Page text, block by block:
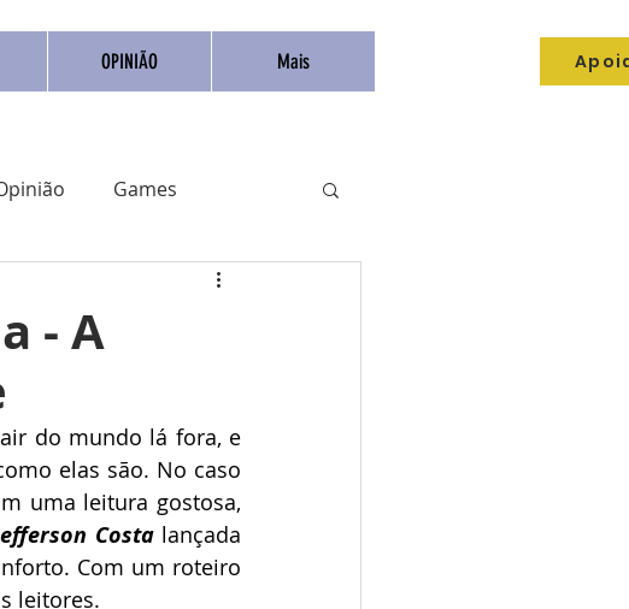
OPINIÃO Mais
Games
- A
do mundo lá fora, e
elas são. No caso
uma leitura gostosa,
Costa lançada
Com um roteiro
leitores.